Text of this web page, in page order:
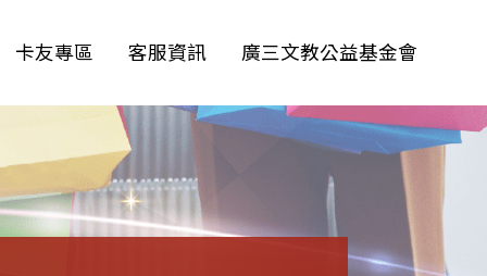
卡友專區 客服資訊 廣三文教公益基金會